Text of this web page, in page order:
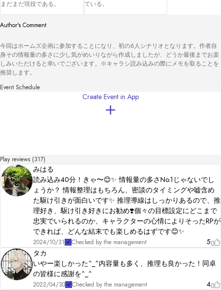
Author's Comment
今回はホームズ企画に参加することになり、初の6人シナリオとなります。作者自
身その情報量の多さに少し気がめいりながら作成しましたが、どうか最後までお楽
しみいただけると幸いでございます。※キャラシ読み込みの際にメモを取ることを
推奨します。
Event Schedule
Create Event in App
Play reviews (317)
みはる
読み込み40分！きゃ〜😊✨ 情報量の多さNo.1じゃないでし
ょうか？ 情報整理はもちろん、密談のタイミングや嘘含め
た駆け引きが面白いです✨ 推理導線はしっかりあるので、推
理好き、駆け引き好きにお勧め❣️個々の目標設定にどこまで
忠実でいられるのか、キャラクターの心情によりそったRPが
できれば、どんな結末でも楽しめるはずです😊✨
2024/10/31 Checked by the management
5
タカ
いやー楽しかった^_^内容量も多く、推理も良かった！同卓
の皆様に感謝を^_^
2022/04/30 Checked by the management
4